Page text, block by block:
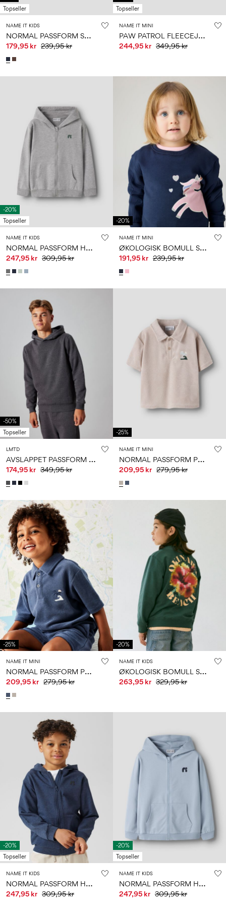
Topseller
NAME IT KIDS
N
ORMAL PASSFORM SWEAT T-SKJORTE
179,95 kr 239,95 kr
Topseller
NAME IT MINI
P
AW PATROL FLEECEJAKKE
244,95 kr 349,95 kr
-20%
Topseller
NAME IT KIDS
N
ORMAL PASSFORM HETTEJAKKE MED GLIDELÅS
247,95 kr 309,95 kr
-20%
NAME IT MINI
Ø
KOLOGISK BOMULL SWEATSHIRT
191,95 kr 239,95 kr
-50%
Topseller
LMTD
A
VSLAPPET PASSFORM HETTEGENSER
174,95 kr 349,95 kr
-25%
NAME IT MINI
N
ORMAL PASSFORM POLOSKJORTE
209,95 kr 279,95 kr
-25%
NAME IT MINI
N
ORMAL PASSFORM POLOSKJORTE
209,95 kr 279,95 kr
-20%
NAME IT KIDS
Ø
KOLOGISK BOMULL SWEATSHIRT
263,95 kr 329,95 kr
-20%
Topseller
NAME IT KIDS
N
ORMAL PASSFORM HETTEJAKKE MED GLIDELÅS
247,95 kr 309,95 kr
-20%
Topseller
NAME IT KIDS
N
ORMAL PASSFORM HETTEJAKKE MED GLIDELÅS
247,95 kr 309,95 kr